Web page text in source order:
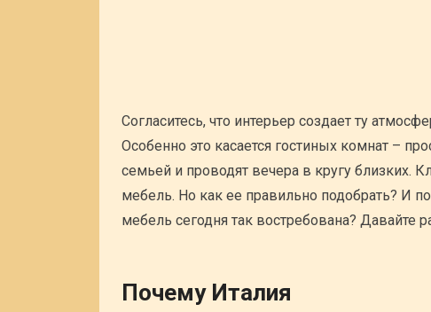
Согласитесь, что интерьер создает ту
Особенно это касается гостиных комнат –
семьей и проводят вечера в кругу близких.
мебель. Но как ее правильно подобрать? И
мебель сегодня так востребована? Давайте
Почему Италия